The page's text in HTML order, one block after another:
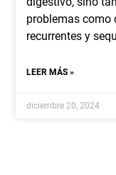
problemas como
recurrentes y
LEER MÁS »
diciembre 20, 2024